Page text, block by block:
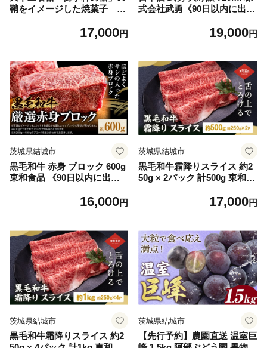
鞘をイメージした焼菓子 御
菓子 老舗 《30日以内に出荷
17,000円
式会社武勇《90日以内に出荷
酒 晩酌 家飲み アルコール 酒
19,000円
茨城県結城市
黒毛和牛 赤身 ブロック 600g
東和食品 《90日以内に出荷
結城市 お肉 肉 牛肉 和牛 牛
テーキ お取り寄せ グルメ
【配送不可地域あり】
16,000円
茨城県結城市
黒毛和牛霜降りスライス 約2
50g × 2パック 計500g 東和食
日祝除く)》茨城県 結城市 黒
しゃぶ【配送不可地域あり】
（離島）
17,000円
茨城県結城市
黒毛和牛霜降りスライス 約2
茨城県結城市
【先行予約】農園直送 温室巨